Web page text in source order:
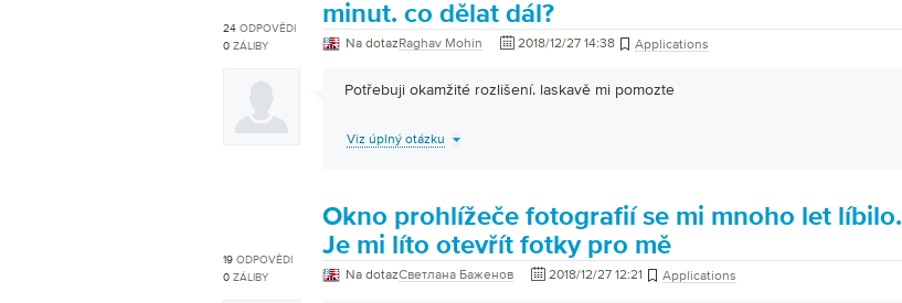
24 ODPOVĚDI
0 ZÁLIBY
minut. co dělat dál?
Na dotazRaghav Mohin 2018/12/27 14:38 Applications
Potřebuji okamžité rozlišení. laskavě mi pomozte
Viz úplný otázku
19 ODPOVĚDI
0 ZÁLIBY
Okno prohlížeče fotografií se mi mnoho let líbilo.
Je mi líto otevřít fotky pro mě
Na dotazСветлана Баженов 2018/12/27 12:21 Applications